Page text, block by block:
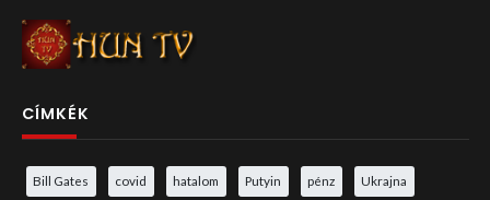
CÍMKÉK
Bill Gates covid hatalom Putyin pénz Ukrajna